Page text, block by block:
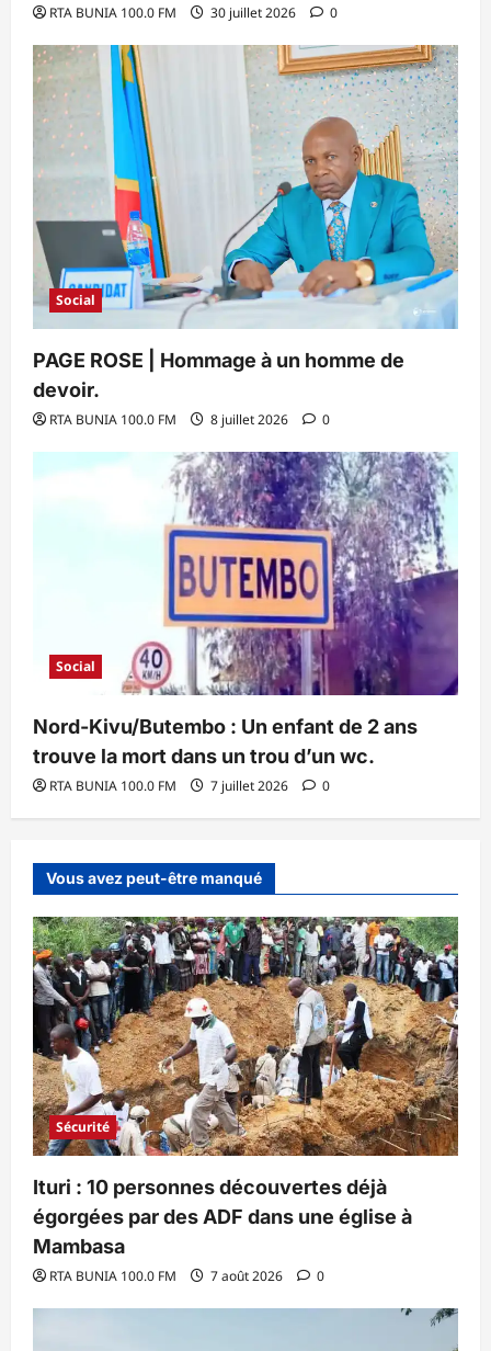
RTA BUNIA 100.0 FM 30 juillet 2026 0
Social
PAGE ROSE | Hommage à un homme de
devoir.
RTA BUNIA 100.0 FM 8 juillet 2026 0
Social
Nord-Kivu/Butembo : Un enfant de 2 ans
trouve la mort dans un trou d’un wc.
RTA BUNIA 100.0 FM 7 juillet 2026 0
Vous avez peut-être manqué
Sécurité
Ituri : 10 personnes découvertes déjà
égorgées par des ADF dans une église à
Mambasa
RTA BUNIA 100.0 FM 7 août 2026 0